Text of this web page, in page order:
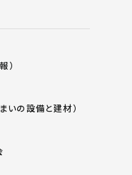
）
いの設備と建材）